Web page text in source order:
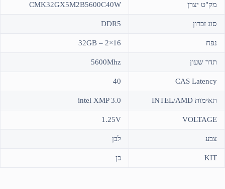
מק"ט יצרן CMK32GX5M2B5600C40W
סוג זכרון DDR5
נפח 32GB – 2×16
תדר שעון 5600Mhz
CAS Latency
40
תאימות INTEL/AMD intel XMP 3.0
VOLTAGE
1.25V
צבע לבן
KIT כן